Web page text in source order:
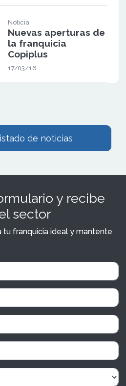
Noticia
Nuevas aperturas de
la franquicia
Copiplus
17/03/16
de noticias
y recibe
sector
tu franquicia ideal y mantente